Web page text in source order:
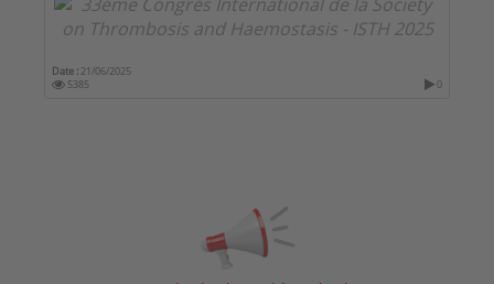
Date : 21/06/2025
5385
0